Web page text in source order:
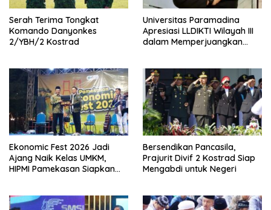
Serah Terima Tongkat
Komando Danyonkes
2/YBH/2 Kostrad
Universitas Paramadina
Apresiasi LLDIKTI Wilayah III
dalam Memperjuangkan
Ekonomic Fest 2026 Jadi
Ajang Naik Kelas UMKM,
HIPMI Pamekasan Siapkan
Bersendikan Pancasila,
Prajurit Divif 2 Kostrad Siap
Mengabdi untuk Negeri